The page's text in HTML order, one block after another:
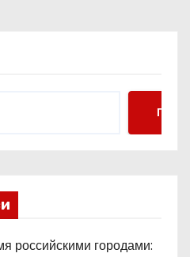
Поиск
российскими городами: